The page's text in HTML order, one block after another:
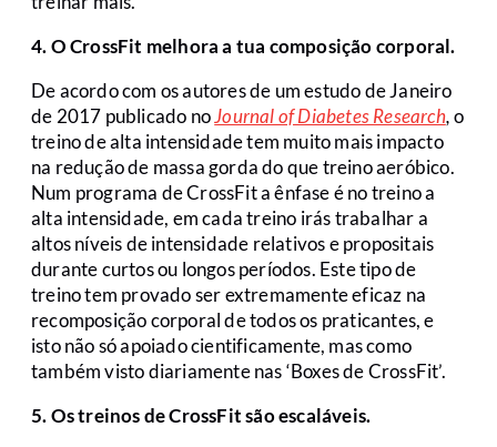
4. O CrossFit melhora a tua composição corporal.
De acordo com os autores de um estudo de Janeiro
de 2017 publicado noJournal of Diabetes Research,o
treino de alta intensidade tem muito mais impacto
na redução de massa gorda do que treino aeróbico.
Num programa de CrossFit a ênfase é no treino a
alta intensidade, em cada treino irás trabalhar a
altos níveis de intensidade relativos e propositais
durante curtos ou longos períodos. Este tipo de
treino tem provado ser extremamente eficaz na
recomposição corporal de todos os praticantes, e
isto não só apoiado cientificamente, mas como
também visto diariamente nas ‘Boxes de CrossFit’.
5. Os treinos de CrossFit são escaláveis.